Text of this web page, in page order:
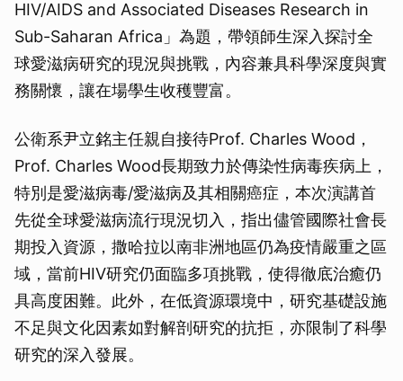
HIV/AIDS and Associated Diseases Research in
Sub-Saharan Africa」為題，帶領師生深入探討全
球愛滋病研究的現況與挑戰，內容兼具科學深度與實
務關懷，讓在場學生收穫豐富。
公衛系尹立銘主任親自接待Prof. Charles Wood，
Prof. Charles Wood長期致力於傳染性病毒疾病上，
特別是愛滋病毒/愛滋病及其相關癌症，本次演講首
先從全球愛滋病流行現況切入，指出儘管國際社會長
期投入資源，撒哈拉以南非洲地區仍為疫情嚴重之區
域，當前HIV研究仍面臨多項挑戰，使得徹底治癒仍
具高度困難。此外，在低資源環境中，研究基礎設施
不足與文化因素如對解剖研究的抗拒，亦限制了科學
研究的深入發展。